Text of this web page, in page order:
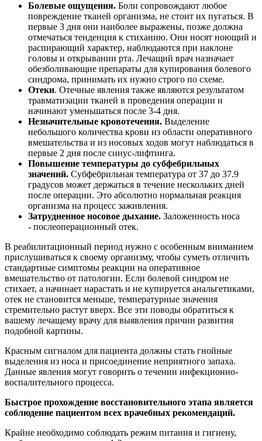
Болевые ощущения. Боли сопровождают любое
повреждение тканей организма, не стоит их пугаться. В
первые 3 дня они наиболее выражены, позже должна
отмечаться тенденция к стиханию. Они носят ноющий и
распирающий характер, наблюдаются при наклоне
головы и открывании рта. Лечащий врач назначает
обезболивающие препараты для купирования болевого
синдрома, принимать их нужно строго по схеме.
Отеки. Отечные явления также являются результатом
травматизации тканей в проведения операции и
начинают уменьшаться после 3-4 дня.
Незначительные кровотечения. Выделение
небольшого количества крови из области оперативного
вмешательства и из носовых ходов могут наблюдаться в
первые 2 дня после синус-лифтинга.
Повышение температуры до субфебрильных
значений. Субфебрильная температура от 37 до 37.9
градусов может держаться в течение нескольких дней
после операции. Это абсолютно нормальная реакция
организма на процесс заживления.
Затрудненное носовое дыхание. Заложенность носа
- послеоперационный отек.
В реабилитационный период нужно с особенным вниманием
прислушиваться к своему организму, чтобы суметь отличить
стандартные симптомы реакции на оперативное
вмешательство от патологии. Если болевой синдром не
стихает, а начинает нарастать и не купируется анальгетиками,
отек не становится меньше, температурные значения
стремительно растут вверх. Все эти поводы обратиться к
вашему лечащему врачу для выявления причин развития
подобной картины.
Красным сигналом для пациента должны стать гнойные
выделения из носа и присоединение неприятного запаха.
Данные явления могут говорить о течении инфекционно-
воспалительного процесса.
Быстрое прохождение восстановительного этапа является
соблюдение пациентом всех врачебных рекомендаций.
Крайне необходимо соблюдать режим питания и гигиену,